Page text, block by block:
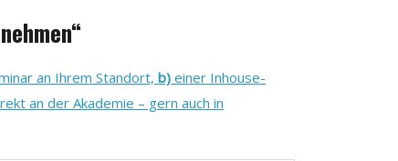
an Ihrem Standort,b) einer Inhouse-
an der Akademie – gern auch in